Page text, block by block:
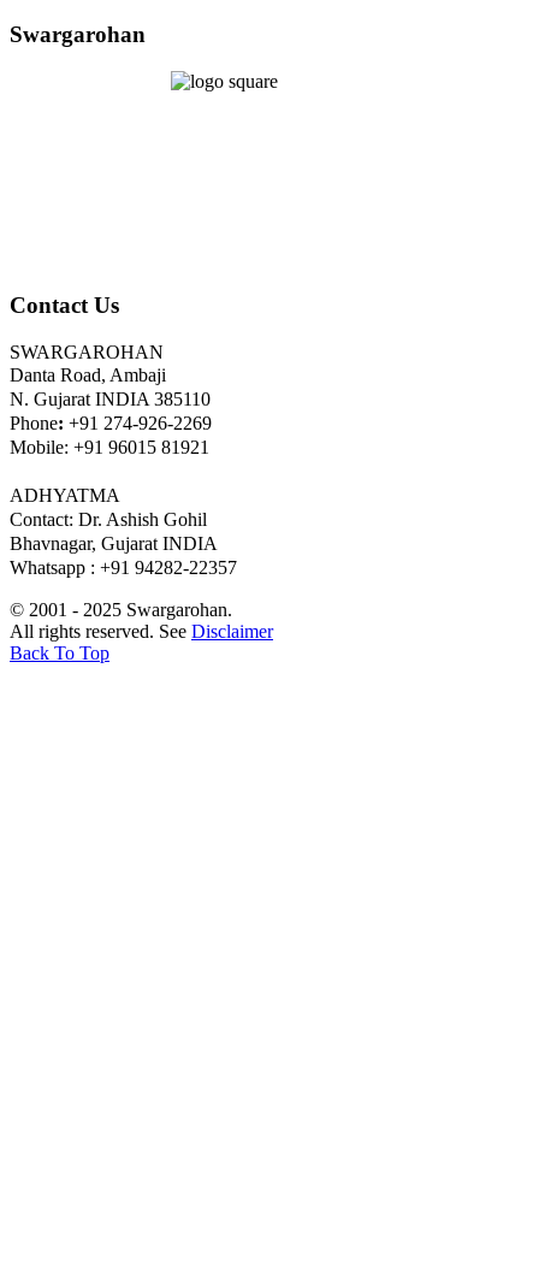
Swargarohan
Contact Us
SWARGAROHAN
Danta Road, Ambaji
N. Gujarat INDIA 385110
Phone: +91 274-926-2269
Mobile: +91 96015 81921
ADHYATMA
Contact: Dr. Ashish Gohil
Bhavnagar, Gujarat INDIA
Whatsapp : +91 94282-22357
© 2001 - 2025 Swargarohan.
All rights reserved. See Disclaimer
Back To Top